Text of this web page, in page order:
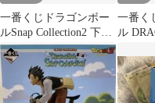
一番くじドラゴンボー
ルSnap Collection2 下位
賞
一番く
ル